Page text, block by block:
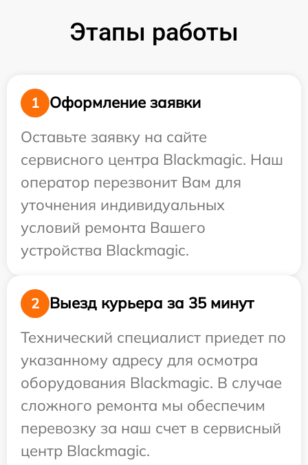
Этапы работы
1
Оформление заявки
Оставьте заявку на сайте
сервисного центра Blackmagic. Наш
оператор перезвонит Вам для
уточнения индивидуальных
условий ремонта Вашего
устройства Blackmagic.
2
Выезд курьера за 35 минут
Технический специалист приедет по
указанному адресу для осмотра
оборудования Blackmagic. В случае
сложного ремонта мы обеспечим
перевозку за наш счет в сервисный
центр Blackmagic.